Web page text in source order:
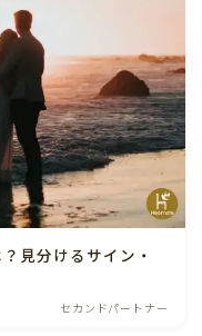
見分けるサイン・
セカンドパートナー